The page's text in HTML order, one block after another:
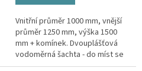
Vnitřní průměr 1000 mm, vnější
průměr 1250 mm, výška 1500
mm + komínek. Dvouplášťová
vodoměrná šachta - do míst se
spodní vodou, pojízdná i pod